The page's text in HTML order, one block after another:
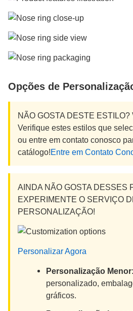
Opções de
NÃO GOSTA DESTE ESTILO?
Verifique estes estilos que
ou entre em contato conosco
catálogo!Entre em Contato
AINDA NÃO GOSTA DESSES
EXPERIMENTE O SERVIÇO
PERSONALIZAÇÃO!
Personalizar Agora
Personalização Menor:
personalizado,
gráficos.